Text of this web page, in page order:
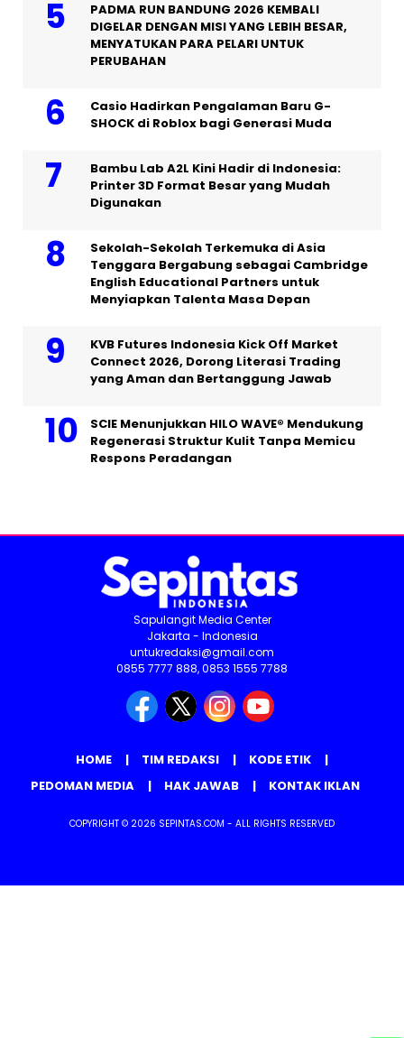
PADMA RUN BANDUNG 2026 KEMBALI
DIGELAR DENGAN MISI YANG LEBIH BESAR,
MENYATUKAN PARA PELARI UNTUK
PERUBAHAN
Casio Hadirkan Pengalaman Baru G-
SHOCK di Roblox bagi Generasi Muda
Bambu Lab A2L Kini Hadir di Indonesia:
Printer 3D Format Besar yang Mudah
Digunakan
Sekolah-Sekolah Terkemuka di Asia
Tenggara Bergabung sebagai Cambridge
English Educational Partners untuk
Menyiapkan Talenta Masa Depan
KVB Futures Indonesia Kick Off Market
Connect 2026, Dorong Literasi Trading
yang Aman dan Bertanggung Jawab
SCIE Menunjukkan HILO WAVE® Mendukung
Regenerasi Struktur Kulit Tanpa Memicu
Respons Peradangan
Sapulangit Media Center
Jakarta - Indonesia
untukredaksi@gmail.com
0855 7777 888, 0853 1555 7788
HOME TIM REDAKSI
KODE ETIK
PEDOMAN MEDIA
HAK JAWAB KONTAK IKLAN
COPYRIGHT © 2026 SEPINTAS.COM - ALL RIGHTS RESERVED